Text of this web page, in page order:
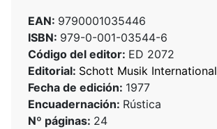
EAN: 9790001035446
ISBN: 979-0-001-03544-6
Código del editor: ED 2072
Editorial: Schott Musik International
Fecha de edición: 1977
Encuadernación: Rústica
Nº páginas: 24